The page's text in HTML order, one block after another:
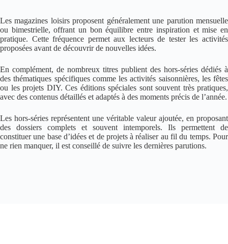
Les magazines loisirs proposent généralement une parution mensuelle
ou bimestrielle, offrant un bon équilibre entre inspiration et mise en
pratique. Cette fréquence permet aux lecteurs de tester les activités
proposées avant de découvrir de nouvelles idées.
En complément, de nombreux titres publient des hors-séries dédiés à
des thématiques spécifiques comme les activités saisonnières, les fêtes
ou les projets DIY. Ces éditions spéciales sont souvent très pratiques,
avec des contenus détaillés et adaptés à des moments précis de l’année.
Les hors-séries représentent une véritable valeur ajoutée, en proposant
des dossiers complets et souvent intemporels. Ils permettent de
constituer une base d’idées et de projets à réaliser au fil du temps. Pour
ne rien manquer, il est conseillé de suivre les dernières parutions.